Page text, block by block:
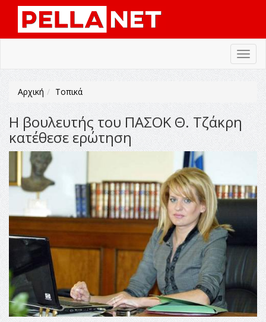
Αρχική Τοπικά
Η βουλευτής του ΠΑΣΟΚ Θ. Τζάκρη
κατέθεσε ερώτηση